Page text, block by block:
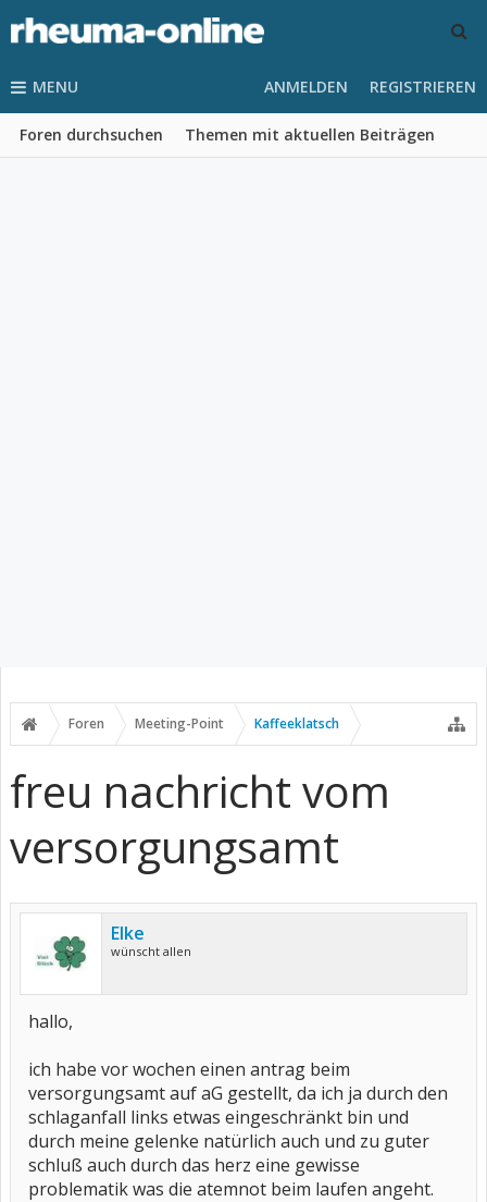
MENU
Foren durchsuchen Themen mit aktuellen Beiträgen
ANMELDEN REGISTRIEREN
Foren Meeting-Point Kaffeeklatsch
freu nachricht vom
versorgungsamt
Elke
wünscht allen
hallo,
ich habe vor wochen einen antrag beim
versorgungsamt auf aG gestellt, da ich ja durch den
schlaganfall links etwas eingeschränkt bin und
durch meine gelenke natürlich auch und zu guter
schluß auch durch das herz eine gewisse
problematik was die atemnot beim laufen angeht.